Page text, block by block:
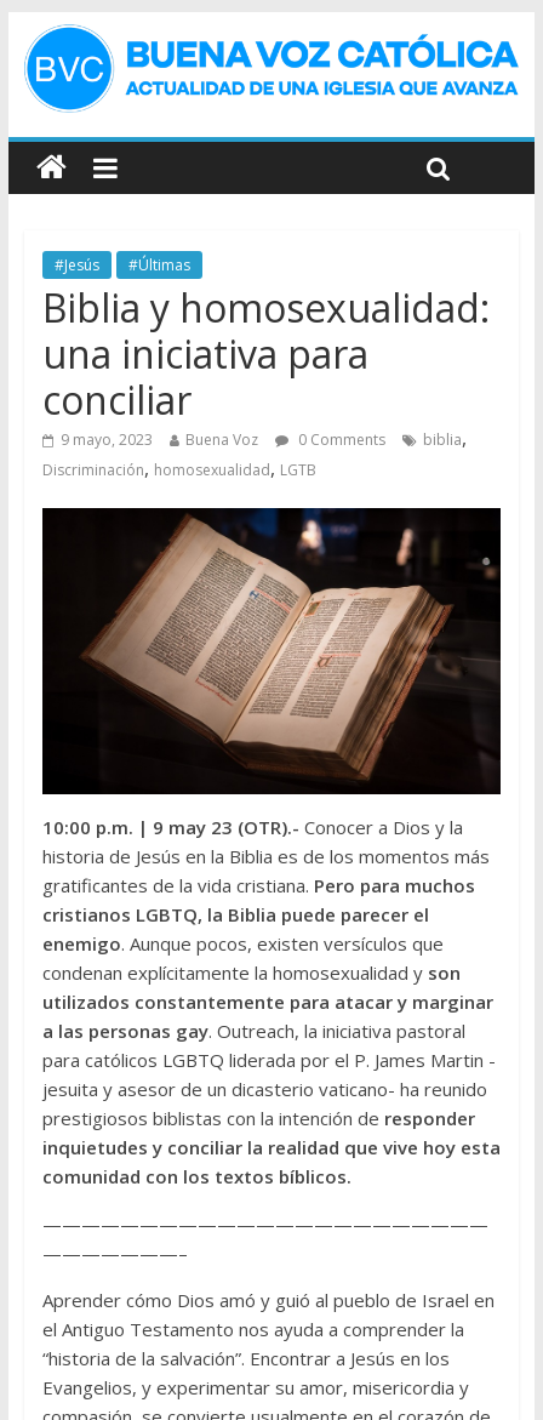
#Jesús #Últimas
Biblia y homosexualidad:
una iniciativa para
conciliar
9 mayo, 2023 Buena Voz 0 Comments biblia,
Discriminación, homosexualidad, LGTB
10:00 p.m. | 9 may 23 (OTR).- Conocer a Dios y la
historia de Jesús en la Biblia es de los momentos más
gratificantes de la vida cristiana. Pero para muchos
cristianos LGBTQ, la Biblia puede parecer el
enemigo. Aunque pocos, existen versículos que
condenan explícitamente la homosexualidad y son
utilizados constantemente para atacar y marginar
a las personas gay. Outreach, la iniciativa pastoral
para católicos LGBTQ liderada por el P. James Martin -
jesuita y asesor de un dicasterio vaticano- ha reunido
prestigiosos biblistas con la intención de responder
inquietudes y conciliar la realidad que vive hoy esta
comunidad con los textos bíblicos.
———————————————————————
———————–
Aprender cómo Dios amó y guió al pueblo de Israel en
el Antiguo Testamento nos ayuda a comprender la
“historia de la salvación”. Encontrar a Jesús en los
Evangelios, y experimentar su amor, misericordia y